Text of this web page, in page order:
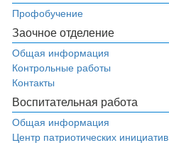
Профобучение
Заочное отделение
Общая информация
Контрольные работы
Контакты
Воспитательная работа
Общая информация
Центр патриотических инициатив